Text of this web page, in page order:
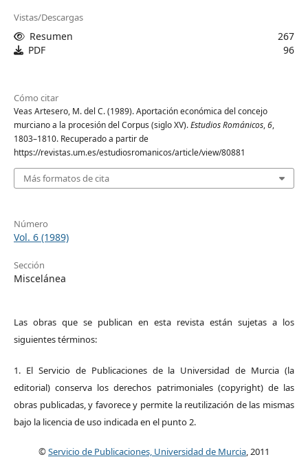
Vistas/Descargas
Resumen
267
PDF
96
Cómo citar
Veas Artesero, M. del C. (1989). Aportación económica del concejo
murciano a la procesión del Corpus (siglo XV).Estudios Románicos,6,
1803–1810. Recuperado a partir de
https://revistas.um.es/estudiosromanicos/article/view/80881
Más formatos de cita
Número
Vol. 6 (1989)
Sección
Miscelánea
Las obras que se publican en esta revista están sujetas a los
siguientes términos:
1. El Servicio de Publicaciones de la Universidad de Murcia (la
editorial) conserva los derechos patrimoniales (copyright) de las
obras publicadas, y favorece y permite la reutilización de las mismas
bajo la licencia de uso indicada en el punto 2.
©Servicio de Publicaciones, Universidad de Murcia, 2011